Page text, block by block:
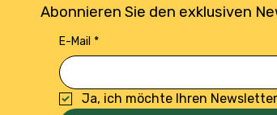
Abonnieren Sie den exklusiven
E-Mail *
Ja, ich möchte Ihren